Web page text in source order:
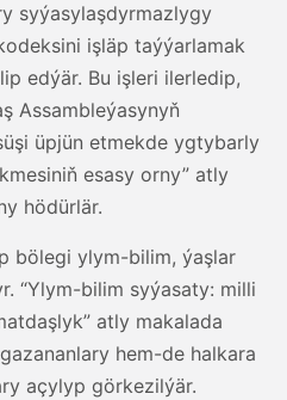
syýasylaşdyrmazlygy
işläp taýýarlamak
edýär. Bu işleri ilerledip,
Assambleýasynyň
üpjün etmekde ygtybarly
esasy orny” atly
hödürlär.
bölegi ylym-bilim, ýaşlar
“Ylym-bilim syýasaty: milli
atly makalada
hem-de halkara
açylyp görkezilýär.